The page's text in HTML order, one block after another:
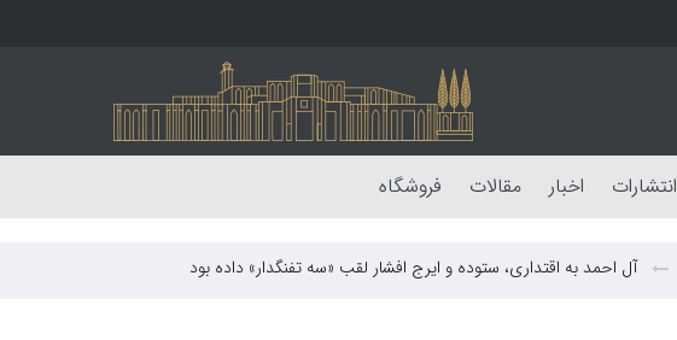
انتشارات اخبار مقالات فروشگاه
آل احمد به اقتداری، ستوده و ایرج افشار لقب «سه تفنگدار» داده بود